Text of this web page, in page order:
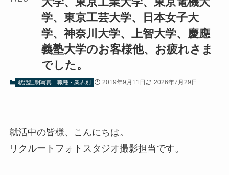
学、東京工芸大学、日本女子大
学、神奈川大学、上智大学、慶應
義塾大学のお客様他、お疲れさま
でした。
就活証明写真 職種・業界別 2019年9月11日 2026年7月29日
就活中の皆様、こんにちは。
リクルートフォトスタジオ撮影担当です。